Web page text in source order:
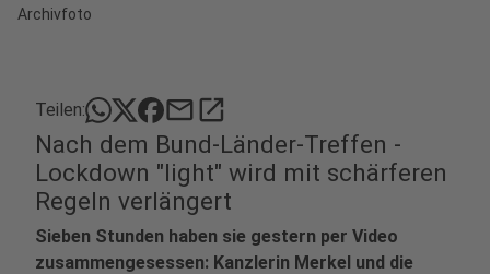
Archivfoto
Teilen: mailopen_in_new
Nach dem Bund-Länder-Treffen -
Lockdown "light" wird mit schärferen
Regeln verlängert
Sieben Stunden haben sie gestern per Video
zusammengesessen: Kanzlerin Merkel und die